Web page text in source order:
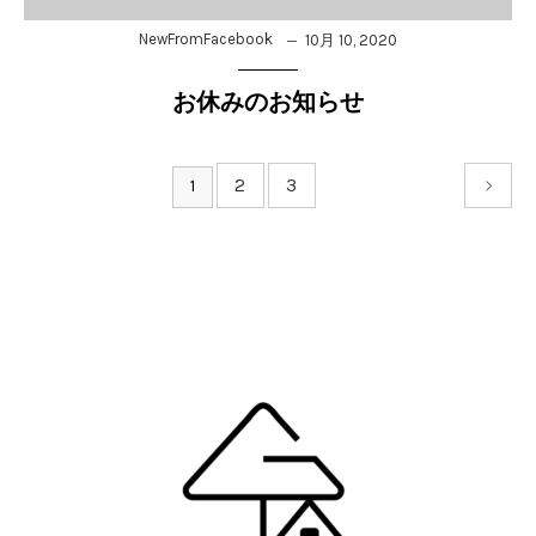
NewFromFacebook 10月 10, 2020
お休みのお知らせ
1 2 3